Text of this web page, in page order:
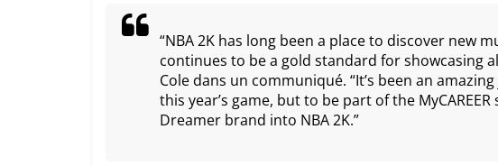
“NBA 2K has long been a place to discover new
continues to be a gold standard for showcasing
Cole dans un communiqué. “It’s been an
this year’s game, but to be part of the
Dreamer brand into NBA 2K.”